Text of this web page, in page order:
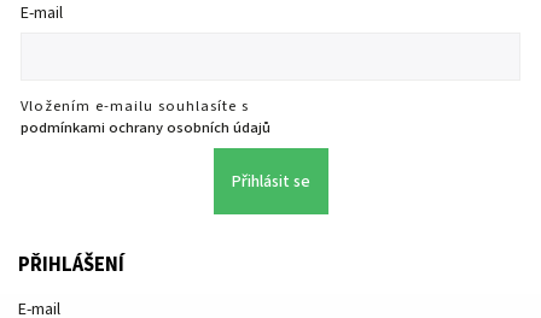
E-mail
Vložením e-mailu souhlasíte s
podmínkami ochrany osobních údajů
Přihlásit se
PŘIHLÁŠENÍ
E-mail